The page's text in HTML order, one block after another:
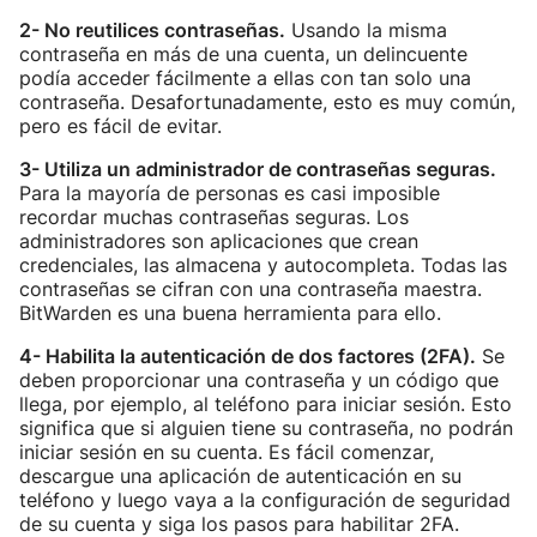
2- No reutilices contraseñas. Usando la misma
contraseña en más de una cuenta, un delincuente
podía acceder fácilmente a ellas con tan solo una
contraseña. Desafortunadamente, esto es muy común,
pero es fácil de evitar.
3- Utiliza un administrador de contraseñas seguras.
Para la mayoría de personas es casi imposible
recordar muchas contraseñas seguras. Los
administradores son aplicaciones que crean
credenciales, las almacena y autocompleta. Todas las
contraseñas se cifran con una contraseña maestra.
BitWarden es una buena herramienta para ello.
4- Habilita la autenticación de dos factores (2FA). Se
deben proporcionar una contraseña y un código que
llega, por ejemplo, al teléfono para iniciar sesión. Esto
significa que si alguien tiene su contraseña, no podrán
iniciar sesión en su cuenta. Es fácil comenzar,
descargue una aplicación de autenticación en su
teléfono y luego vaya a la configuración de seguridad
de su cuenta y siga los pasos para habilitar 2FA.